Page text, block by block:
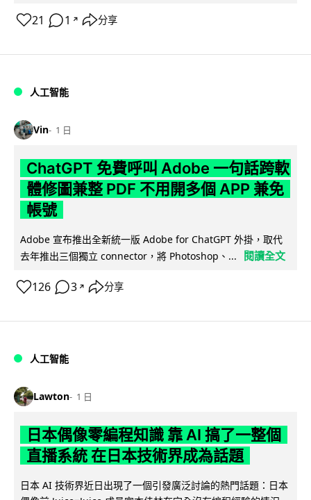
21 1 ↗ 分享
人工智能
Vin 1 日
ChatGPT 免費呼叫 Adobe 一句話跨軟
體修圖兼整 PDF 不用開多個 APP 兼免
帳號
Adobe 宣布推出全新統一版 Adobe for ChatGPT 外掛，取代
去年推出三個獨立 connector，將 Photoshop、...
閱讀全文
126 3 ↗ 分享
人工智能
Lawton 1 日
日本偶像零編程知識 靠 AI 搞了一整個
直播系統 在日本技術界成為話題
日本 AI 技術界近日出現了一個引發廣泛討論的熱門話題：日本